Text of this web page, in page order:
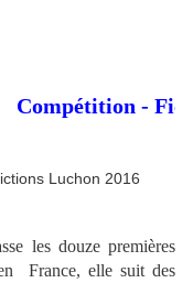
Compétition -
les douze premières
France, elle suit des